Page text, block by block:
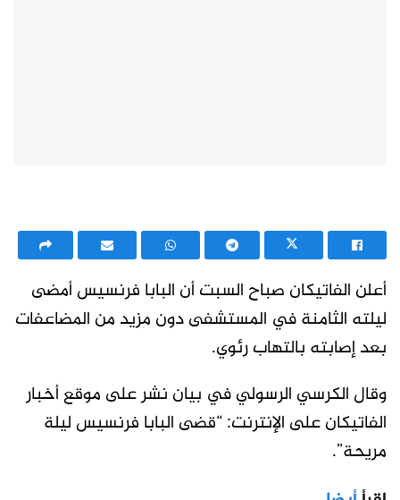
أعلن الفاتيكان صباح السبت أن البابا فرنسيس أمضى
ليلته الثامنة في المستشفى دون مزيد من المضاعفات
بعد إصابته بالتهاب رئوي.
وقال الكرسي الرسولي في بيان نشر على موقع أخبار
الفاتيكان على الإنترنت: “قضى البابا فرنسيس ليلة
مريحة”.